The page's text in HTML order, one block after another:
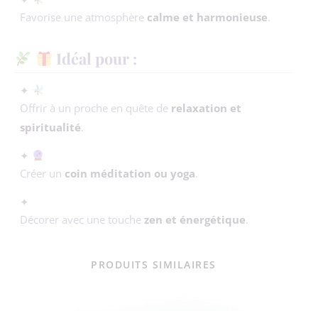
Favorise une atmosphère calme et harmonieuse.
Idéal pour :
✦
Offrir à un proche en quête de relaxation et
spiritualité.
✦
Créer un coin méditation ou yoga.
✦
Décorer avec une touche zen et énergétique.
PRODUITS SIMILAIRES